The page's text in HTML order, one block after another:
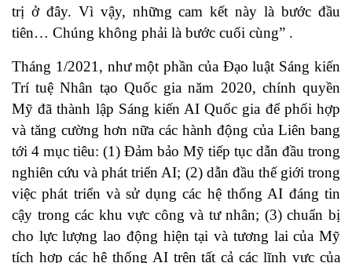
trị ở đây. Vì vậy, những cam kết này là bước đầu
tiên… Chúng không phải là bước cuối cùng” .
Tháng 1/2021, như một phần của Đạo luật Sáng kiến
Trí tuệ Nhân tạo Quốc gia năm 2020, chính quyền
Mỹ đã thành lập Sáng kiến AI Quốc gia để phối hợp
và tăng cường hơn nữa các hành động của Liên bang
tới 4 mục tiêu: (1) Đảm bảo Mỹ tiếp tục dẫn đầu trong
nghiên cứu và phát triển AI; (2) dẫn đầu thế giới trong
việc phát triển và sử dụng các hệ thống AI đáng tin
cậy trong các khu vực công và tư nhân; (3) chuẩn bị
cho lực lượng lao động hiện tại và tương lai của Mỹ
tích hợp các hệ thống AI trên tất cả các lĩnh vực của